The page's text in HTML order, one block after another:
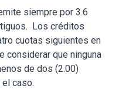
siempre por 3.6
Los créditos
cuotas siguientes en
considerar que ninguna
de dos (2.00)
caso.